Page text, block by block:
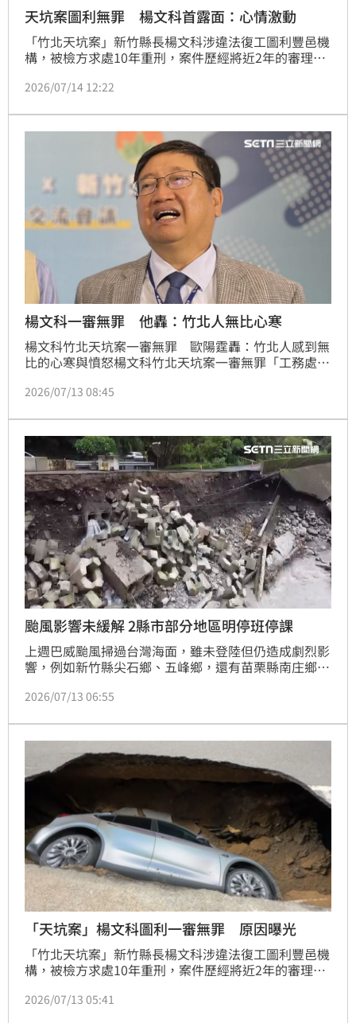
天坑案圖利無罪 楊文科首露面：心情激動
「竹北天坑案」新竹縣長楊文科涉違法復工圖利豐邑機
構，被檢方求處10年重刑，案件歷經將近2年的審理，
也是判決後首次露面，再次感謝審判長、法官能夠明察
2026/07/14 12:22
楊文科一審無罪 他轟：竹北人無比心寒
楊文科竹北天坑案一審無罪　歐陽霆轟：竹北人感到無
比的心寒與憤怒楊文科竹北天坑案一審無罪「工務處長
楊文科一審無罪「工務處長遭重判」　歐陽霆轟：切割
2026/07/13 08:45
颱風影響未緩解 2縣市部分地區明停班停課
上週巴威颱風掃過台灣海面，雖未登陸但仍造成劇烈影
響，例如新竹縣尖石鄉、五峰鄉，還有苗栗縣南庄鄉的
班停課消息，包含尖石鄉後山四校與錦屏國小及後山文
（14）日皆停止上班上課1天。
2026/07/13 06:55
「天坑案」楊文科圖利一審無罪 原因曝光
「竹北天坑案」新竹縣長楊文科涉違法復工圖利豐邑機
構，被檢方求處10年重刑，案件歷經將近2年的審理，
竹地院認為，楊文科准許復工是依據當時專業審核權
2026/07/13 05:41